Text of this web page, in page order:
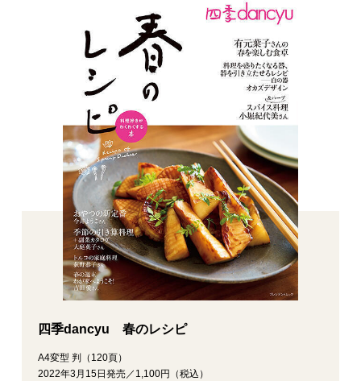
四季dancyu 春のレシピ
A4変型 判（120頁）
2022年3月15日発売／1,100円（税込）